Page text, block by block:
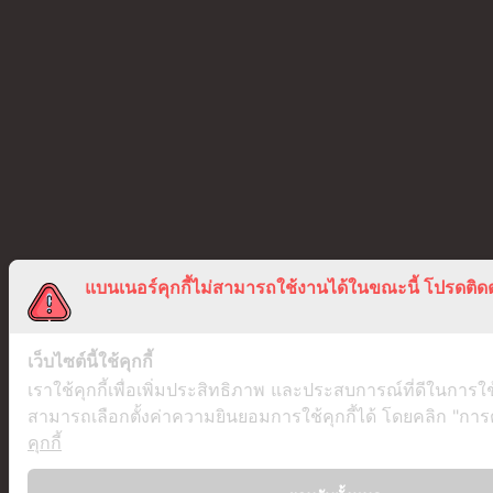
แบนเนอร์คุกกี้ไม่สามารถใช้งานได้ในขณะนี้ โปรดติด
เว็บไซต์นี้ใช้คุกกี้
เราใช้คุกกี้เพื่อเพิ่มประสิทธิภาพ และประสบการณ์ที่ดีในการ
สามารถเลือกตั้งค่าความยินยอมการใช้คุกกี้ได้ โดยคลิก "กา
คุกกี้